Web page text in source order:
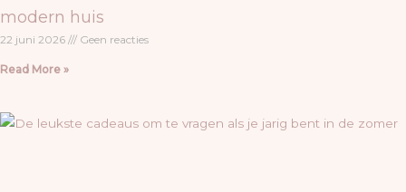
modern huis
22 juni 2026 Geen reacties
Read More »